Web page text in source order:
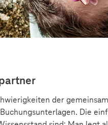
der
Die